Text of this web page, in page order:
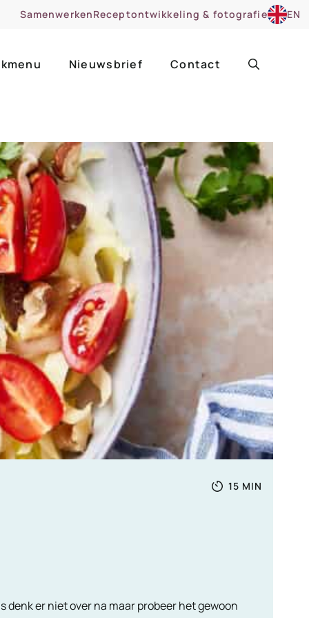
SamenwerkenReceptontwikkeling & fotografie EN
zoet
Nieuwsbrief Contact
Totale
15 MINUTEN
MIN
denk er niet over na maar probeer het gewoon